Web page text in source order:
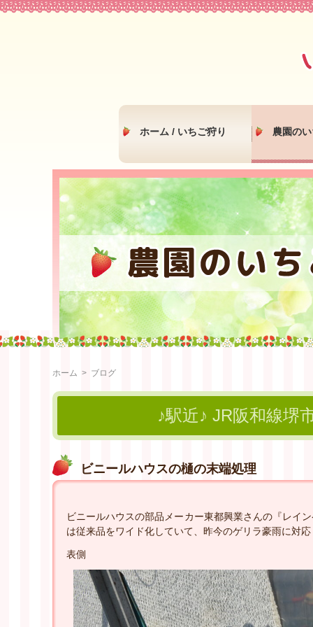
ホーム / いちご狩り 農園の
ホーム > ブログ
♪駅近♪ JR阪和線堺
ビニールハウスの樋の末端処理
ビニールハウスの部品メーカー東都興業さんの『レイ
は従来品をワイド化していて、昨今のゲリラ豪雨に対
表側